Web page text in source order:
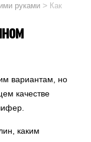
руками > Как
вариантам, но
качестве
каким